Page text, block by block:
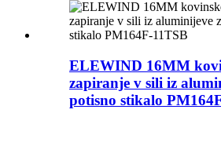
ELEWIND 16MM
zapiranje v sili iz
potisno stikalo